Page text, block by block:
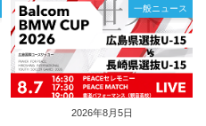
2026年8月5日
一般ニュース